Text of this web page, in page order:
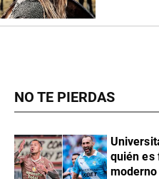
NO TE PIERDAS
quién es
moderno